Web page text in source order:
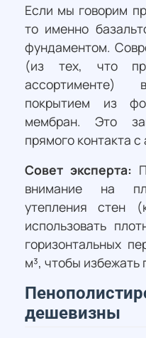
Если мы говорим
то именно
фундаментом.
(из тех, что
покрытием из
мембран. Это
прямого контакта
Совет эксперта:
внимание на
утепления стен
использовать
горизонтальных
м³, чтобы избежать
дешевизны